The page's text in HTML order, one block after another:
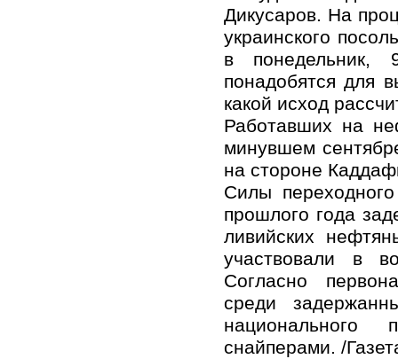
Дикусаров. На
украинского
в понедельник,
понадобятся для
какой исход
Работавших на
минувшем
на стороне
Силы
прошлого года
ливийских
участвовали в
Согласно
среди
национального
снайперами. /